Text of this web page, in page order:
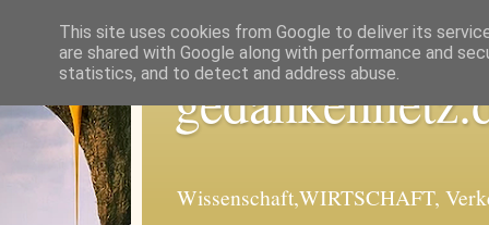
Wissenschaft,WIRTSCHAFT,
This site uses cookies from Google to deliver its
are shared with Google along with performance and
statistics, and to detect and address abuse.